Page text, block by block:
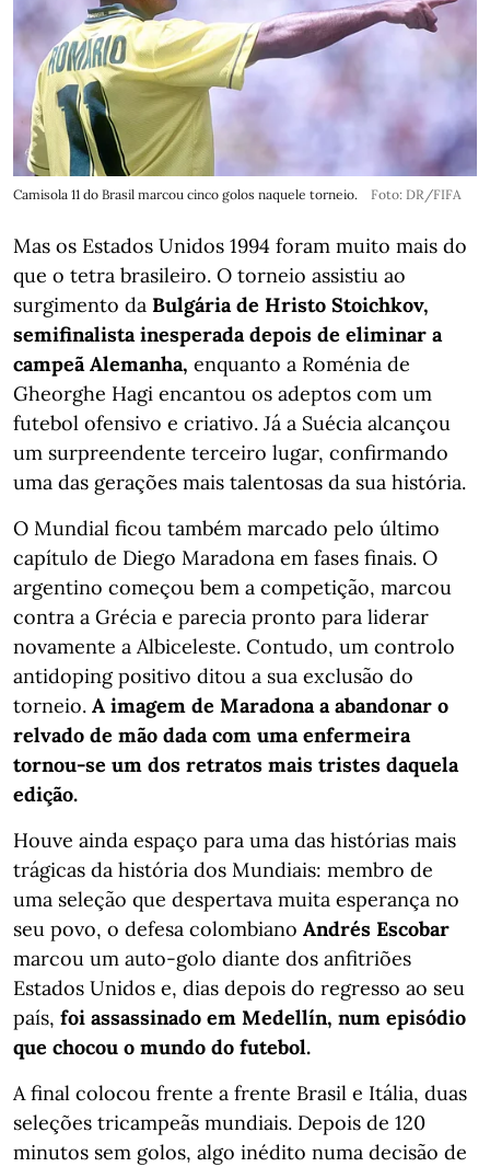
Camisola 11 do Brasil marcou cinco golos naquele torneio. Foto: DR/FIFA
Mas os Estados Unidos 1994 foram muito mais do
que o tetra brasileiro. O torneio assistiu ao
surgimento da Bulgária de Hristo Stoichkov,
semifinalista inesperada depois de eliminar a
campeã Alemanha, enquanto a Roménia de
Gheorghe Hagi encantou os adeptos com um
futebol ofensivo e criativo. Já a Suécia alcançou
um surpreendente terceiro lugar, confirmando
uma das gerações mais talentosas da sua história.
O Mundial ficou também marcado pelo último
capítulo de Diego Maradona em fases finais. O
argentino começou bem a competição, marcou
contra a Grécia e parecia pronto para liderar
novamente a Albiceleste. Contudo, um controlo
antidoping positivo ditou a sua exclusão do
torneio. A imagem de Maradona a abandonar o
relvado de mão dada com uma enfermeira
tornou-se um dos retratos mais tristes daquela
edição.
Houve ainda espaço para uma das histórias mais
trágicas da história dos Mundiais: membro de
uma seleção que despertava muita esperança no
seu povo, o defesa colombiano Andrés Escobar
marcou um auto-golo diante dos anfitriões
Estados Unidos e, dias depois do regresso ao seu
país, foi assassinado em Medellín, num episódio
que chocou o mundo do futebol.
A final colocou frente a frente Brasil e Itália, duas
seleções tricampeãs mundiais. Depois de 120
minutos sem golos, algo inédito numa decisão de